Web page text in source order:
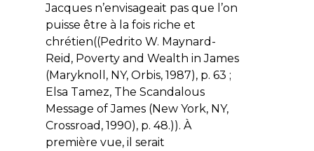
Jacques n’envisageait pas que l’on
puisse être à la fois riche et
chrétien((Pedrito W. Maynard-
Reid, Poverty and Wealth in James
(Maryknoll, NY, Orbis, 1987), p. 63 ;
Elsa Tamez, The Scandalous
Message of James (New York, NY,
Crossroad, 1990), p. 48.)). À
première vue, il serait